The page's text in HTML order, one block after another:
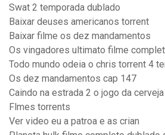
Swat 2 temporada dublado
Baixar deuses americanos torrent
Baixar filme os dez mandamentos
Os vingadores ultimato filme
Todo mundo odeia o chris torrent 4
Os dez mandamentos cap 147
Caindo na estrada 2 o jogo da
Flmes torrents
Ver video eu a patroa e as crian